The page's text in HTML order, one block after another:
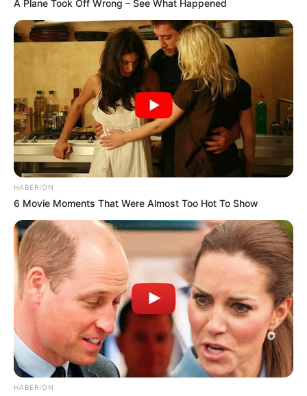
A Plane Took Off Wrong – See What Happened
HABERION
6 Movie Moments That Were Almost Too Hot To Show
HABERION